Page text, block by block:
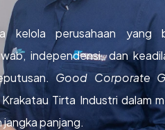
kelola perusahaan yang
independensi, dan
Good Corporate
Tirta Industri dalam
panjang.